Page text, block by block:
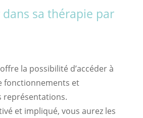
dans sa thérapie par
la possibilité d’accéder à
fonctionnements et
et impliqué, vous aurez les